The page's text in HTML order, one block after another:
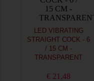
LED VIBRATING
STRAIGHT COCK - 6
/ 15 CM -
TRANSPARENT
€ 21,48